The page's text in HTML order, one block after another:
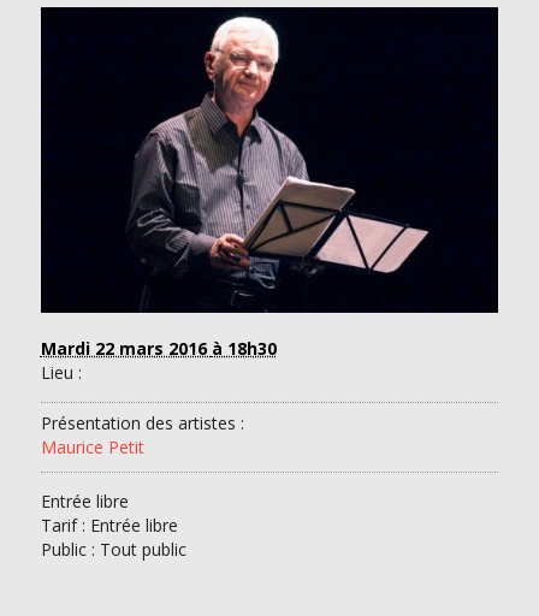
Mardi 22 mars 2016 à 18h30
Lieu :
Présentation des artistes :
Maurice Petit
Entrée libre
Tarif : Entrée libre
Public : Tout public